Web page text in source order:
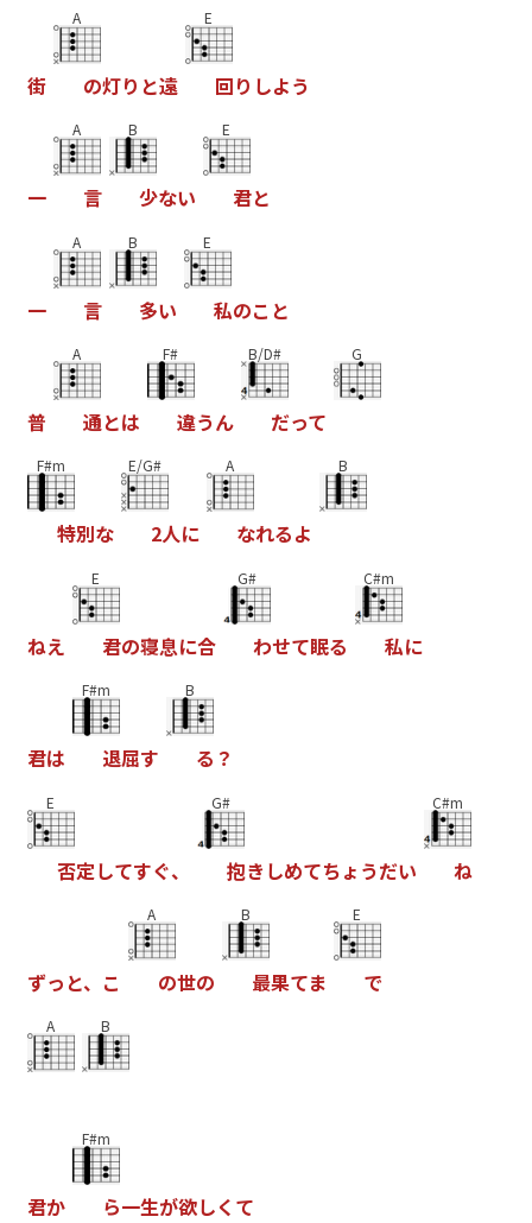
街
A
の灯り と遠
E
回り しよう
一
A
言
B
少ない
E
君と
一
A
言
B
多い
E
私のこ と
普
A
通とは
F#
違うん
B/D#
だって
G
F#m
特別な
E/G#
2人に
A
なれるよ
B
ねえ
E
君の寝息に合
G#
わせて眠る
C#m
私に
君は
F#m
退屈す
B
る ？
E
否定してすぐ、
G#
抱き しめてちょ うだい
C#m
ね
ずっ と、 こ
A
の世の
B
最果てま
E
で
A B
君か
F#m
ら一生が欲しく て